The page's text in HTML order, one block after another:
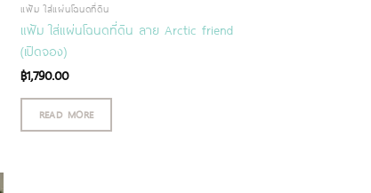
แฟ้ม ใส่แผ่นโฉนดที่ดิน
แฟ้ม ใส่แผ่นโฉนดที่ดิน ลาย Arctic friend
(เปิดจอง)
฿1,790.00
READ MORE